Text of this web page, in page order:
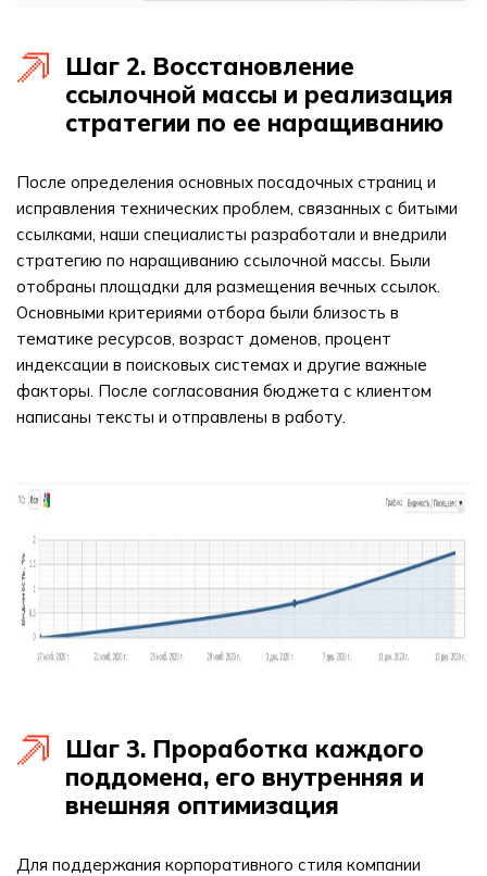
Шаг 2. Восстановление
ссылочной массы и реализация
стратегии по ее наращиванию
После определения основных посадочных страниц и
исправления технических проблем, связанных с битыми
ссылками, наши специалисты разработали и внедрили
стратегию по наращиванию ссылочной массы. Были
отобраны площадки для размещения вечных ссылок.
Основными критериями отбора были близость в
тематике ресурсов, возраст доменов, процент
индексации в поисковых системах и другие важные
факторы. После согласования бюджета с клиентом
написаны тексты и отправлены в работу.
Шаг 3. Проработка каждого
поддомена, его внутренняя и
внешняя оптимизация
Для поддержания корпоративного стиля компании